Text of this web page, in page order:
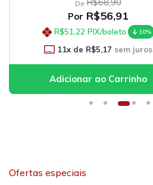
De
Por R$56,91
R$51,22 PIX/boleto 10%
11x de R$5,17 sem juros
Ofertas especiais